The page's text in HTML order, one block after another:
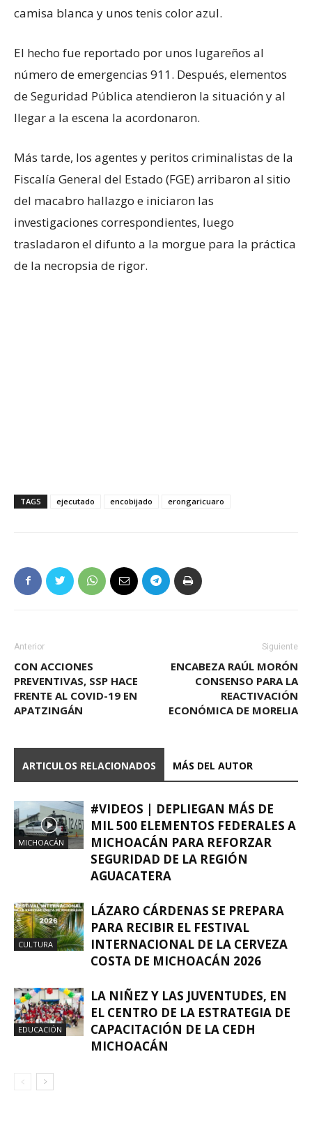
camisa blanca y unos tenis color azul.
El hecho fue reportado por unos lugareños al
número de emergencias 911. Después, elementos
de Seguridad Pública atendieron la situación y al
llegar a la escena la acordonaron.
Más tarde, los agentes y peritos criminalistas de la
Fiscalía General del Estado (FGE) arribaron al sitio
del macabro hallazgo e iniciaron las
investigaciones correspondientes, luego
trasladaron el difunto a la morgue para la práctica
de la necropsia de rigor.
TAGS ejecutado encobijado erongaricuaro
Anterior
CON ACCIONES
PREVENTIVAS, SSP HACE
FRENTE AL COVID-19 EN
APATZINGÁN
Siguiente
ENCABEZA RAÚL MORÓN
CONSENSO PARA LA
REACTIVACIÓN
ECONÓMICA DE MORELIA
ARTICULOS RELACIONADOS MÁS DEL AUTOR
MICHOACÁN
#VIDEOS | DEPLIEGAN MÁS DE
MIL 500 ELEMENTOS FEDERALES A
MICHOACÁN PARA REFORZAR
SEGURIDAD DE LA REGIÓN
AGUACATERA
CULTURA
LÁZARO CÁRDENAS SE PREPARA
PARA RECIBIR EL FESTIVAL
INTERNACIONAL DE LA CERVEZA
COSTA DE MICHOACÁN 2026
EDUCACIÓN
LA NIÑEZ Y LAS JUVENTUDES, EN
EL CENTRO DE LA ESTRATEGIA DE
CAPACITACIÓN DE LA CEDH
MICHOACÁN